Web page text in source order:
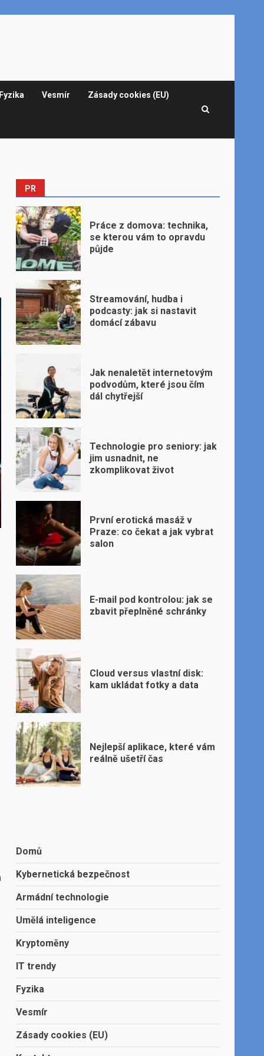
Fyzika Vesmír Zásady cookies (EU)
PR
Práce z domova: technika,
se kterou vám to opravdu
půjde
Streamování, hudba i
podcasty: jak si nastavit
domácí zábavu
Jak nenaletět internetovým
podvodům, které jsou čím
dál chytřejší
Technologie pro seniory: jak
jim usnadnit, ne
zkomplikovat život
První erotická masáž v
Praze: co čekat a jak vybrat
salon
E-mail pod kontrolou: jak se
zbavit přeplněné schránky
Cloud versus vlastní disk:
kam ukládat fotky a data
Nejlepší aplikace, které vám
reálně ušetří čas
Domů
Kybernetická bezpečnost
Armádní technologie
Umělá inteligence
Kryptoměny
IT trendy
Fyzika
Vesmír
Zásady cookies (EU)